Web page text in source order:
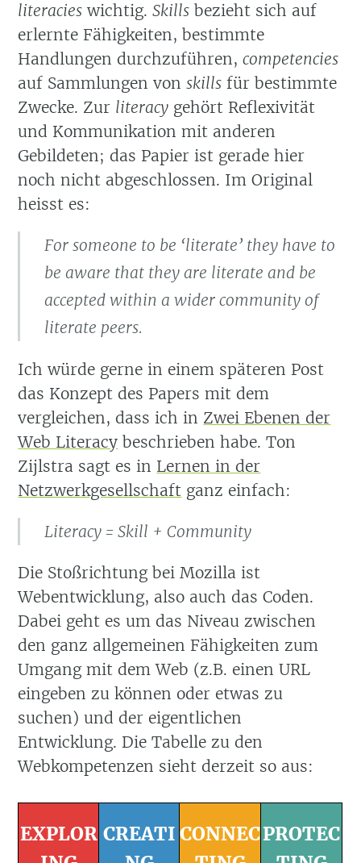
literacies wichtig.Skills bezieht sich auf
erlernte Fähigkeiten, bestimmte
Handlungen durchzuführen,competencies
auf Sammlungen vonskills für bestimmte
Zwecke. Zur literacy gehört Reflexivität
und Kommunikation mit anderen
Gebildeten; das Papier ist gerade hier
noch nicht abgeschlossen. Im Original
heisst es:
For someone to be ‘literate’ they have to
be aware that they are literate and be
accepted within a wider community of
literate peers.
Ich würde gerne in einem späteren Post
das Konzept des Papers mit dem
vergleichen, dass ich in Zwei Ebenen der
Web Literacy beschrieben habe. Ton
Zijlstra sagt es in Lernen in der
Netzwerkgesellschaft ganz einfach:
Literacy = Skill + Community
Die Stoßrichtung bei Mozilla ist
Webentwicklung, also auch das Coden.
Dabei geht es um das Niveau zwischen
den ganz allgemeinen Fähigkeiten zum
Umgang mit dem Web (z.B. einen URL
eingeben zu können oder etwas zu
suchen) und der eigentlichen
Entwicklung. Die Tabelle zu den
Webkompetenzen sieht derzeit so aus:
EXPLOR CREATI CONNECPROTEC